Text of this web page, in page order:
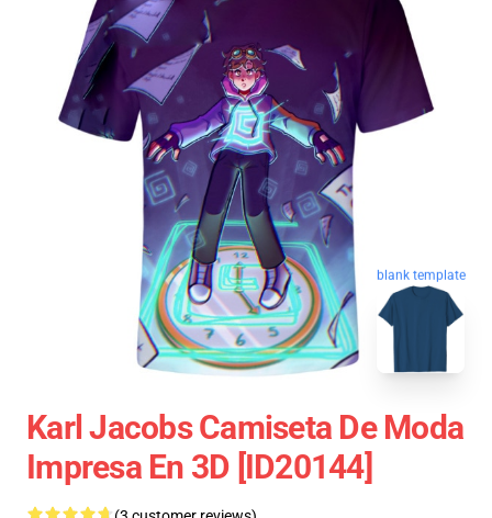
blank template
Karl Jacobs Camiseta De Moda
Impresa En 3D [ID20144]